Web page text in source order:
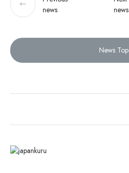
←
news
News Top
news